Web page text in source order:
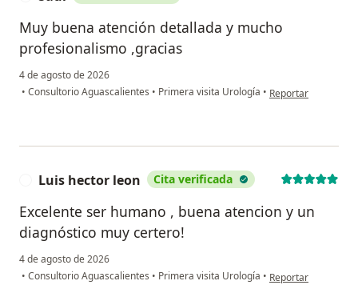
Muy buena atención detallada y mucho
profesionalismo ,gracias
4 de agosto de 2026
• Consultorio Aguascalientes • Primera visita Urología • en opinión del
Reportar
Luis hector leon Cita verificada
Excelente ser humano , buena atencion y un
diagnóstico muy certero!
4 de agosto de 2026
• Consultorio Aguascalientes • Primera visita Urología • en opinión del
Reportar